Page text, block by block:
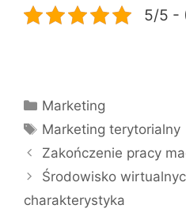
5/5 -
Kategorie
Marketing
Tagi
Marketing terytorialny
Zakończenie pracy
Środowisko
charakterystyka